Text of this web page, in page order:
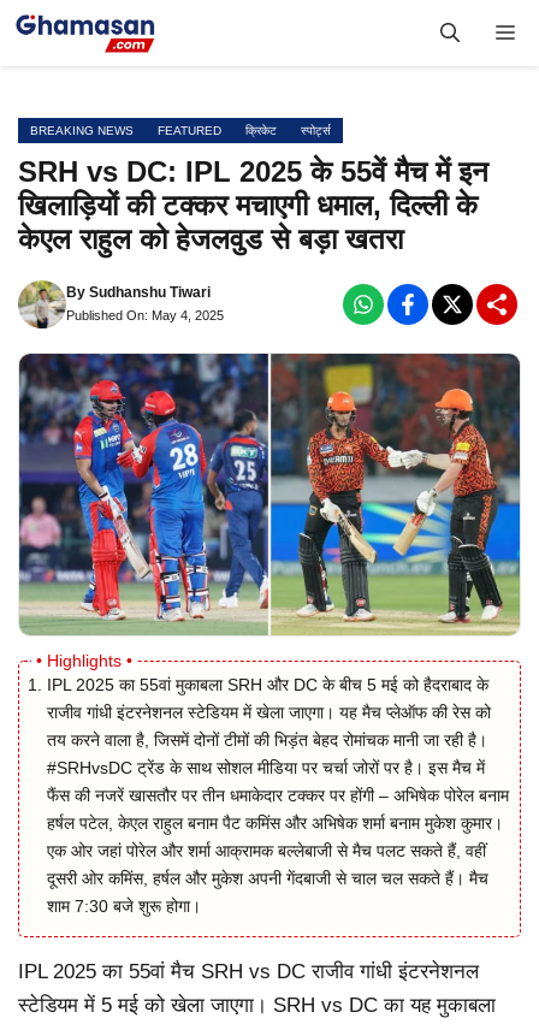
Skip
BREAKING NEWS FEATURED क्रिकेट स्पोर्ट्स
SRH vs DC: IPL 2025 के 55वें मैच में इन
खिलाड़ियों की टक्कर मचाएगी धमाल, दिल्ली के
केएल राहुल को हेजलवुड से बड़ा खतरा
By Sudhanshu Tiwari
Published On: May 4, 2025
IPL 2025 का 55वां मुकाबला SRH और DC के बीच 5 मई को हैदराबाद के
राजीव गांधी इंटरनेशनल स्टेडियम में खेला जाएगा। यह मैच प्लेऑफ की रेस को
तय करने वाला है, जिसमें दोनों टीमों की भिड़ंत बेहद रोमांचक मानी जा रही है।
#SRHvsDC ट्रेंड के साथ सोशल मीडिया पर चर्चा जोरों पर है। इस मैच में
फैंस की नजरें खासतौर पर तीन धमाकेदार टक्कर पर होंगी – अभिषेक पोरेल बनाम
हर्षल पटेल, केएल राहुल बनाम पैट कमिंस और अभिषेक शर्मा बनाम मुकेश कुमार।
एक ओर जहां पोरेल और शर्मा आक्रामक बल्लेबाजी से मैच पलट सकते हैं, वहीं
दूसरी ओर कमिंस, हर्षल और मुकेश अपनी गेंदबाजी से चाल चल सकते हैं। मैच
शाम 7:30 बजे शुरू होगा।
IPL 2025 का 55वां मैच SRH vs DC राजीव गांधी इंटरनेशनल
स्टेडियम में 5 मई को खेला जाएगा। SRH vs DC का यह मुकाबला